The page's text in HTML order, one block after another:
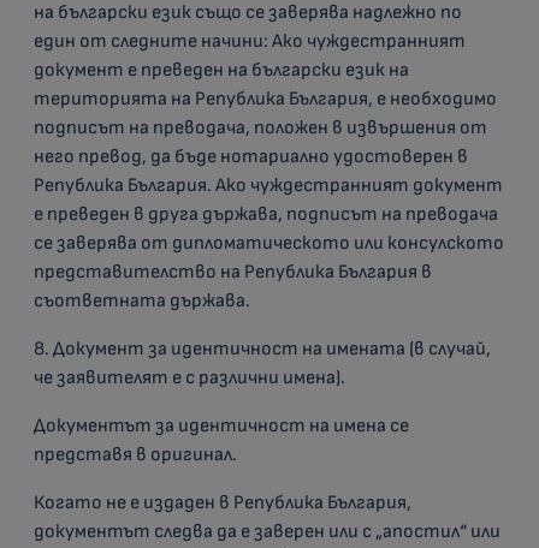
на български език също се заверява надлежно по
един от следните начини: Ако чуждестранният
документ е преведен на български език на
територията на Република България, е необходимо
подписът на преводача, положен в извършения от
него превод, да бъде нотариално удостоверен в
Република България. Ако чуждестранният документ
е преведен в друга държава, подписът на преводача
се заверява от дипломатическото или консулското
представителство на Република България в
съответната държава.
8. Документ за идентичност на имената (в случай,
че заявителят е с различни имена).
Документът за идентичност на имена се
представя в оригинал.
Когато не е издаден в Република България,
документът следва да е заверен или с „апостил“ или